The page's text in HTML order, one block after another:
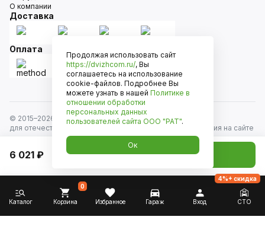
6 021 ₽ Добавить в корзину
О компании
Доставка
Оплата
© 2015–2026
Движком — сеть магазинов автозапчастей
для отечественных автомобилей и иномарок. Информация на сайте
носит исключительно информационный характер и не является
публичной офертой, определяемой положениями
ст. 437 Гражданского кодекса РФ. Все права защищены.
Каталог Корзина
0
Избранное Гараж Вход СТО
4%+ скидка
Продолжая использовать сайт
https://dvizhcom.ru/, Вы
соглашаетесь на использование
cookie-файлов. Подробнее Вы
можете узнать в нашей Политике в
отношении обработки
персональных данных
пользователей сайта ООО "РАТ".
Ок